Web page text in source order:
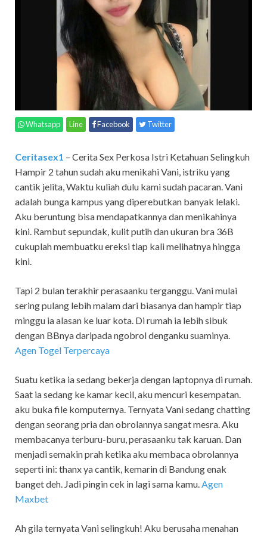
Whatsapp Line Facebook Twitter
Ceritasex1 – Cerita Sex Perkosa Istri Ketahuan Selingkuh
Hampir 2 tahun sudah aku menikahi Vani, istriku yang
cantik jelita, Waktu kuliah dulu kami sudah pacaran. Vani
adalah bunga kampus yang diperebutkan banyak lelaki.
Aku beruntung bisa mendapatkannya dan menikahinya
kini. Rambut sepundak, kulit putih dan ukuran bra 36B
cukuplah membuatku ereksi tiap kali melihatnya hingga
kini.
Tapi 2 bulan terakhir perasaanku terganggu. Vani mulai
sering pulang lebih malam dari biasanya dan hampir tiap
minggu ia alasan ke luar kota. Di rumah ia lebih sibuk
dengan BBnya daripada ngobrol denganku suaminya.
Agen Togel Terpercaya
Suatu ketika ia sedang bekerja dengan laptopnya di rumah.
Saat ia sedang ke kamar kecil, aku mencuri kesempatan.
aku buka file komputernya. Ternyata Vani sedang chatting
dengan seorang pria dan obrolannya sangat mesra. Aku
membacanya terburu-buru, perasaanku tak karuan. Dan
menjadi semakin prah ketika aku membaca obrolannya
seperti ini: thanx ya cantik, kemarin di Bandung enak
banget deh. Jadi pingin cek in lagi sama kamu.Agen
Maxbet
Ah gila ternyata Vani selingkuh! Aku berusaha menahan